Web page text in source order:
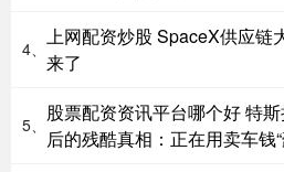
4、
上网配资炒股 SpaceX供应链
来了
5、
股票配资资讯平台哪个好 特
后的残酷真相：正在用卖车钱